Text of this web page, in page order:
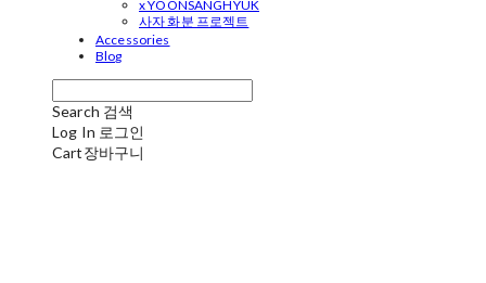
x YOONSANGHYUK
사자 화분 프로젝트
Accessories
Blog
Search 검색
Log In 로그인
Cart장바구니